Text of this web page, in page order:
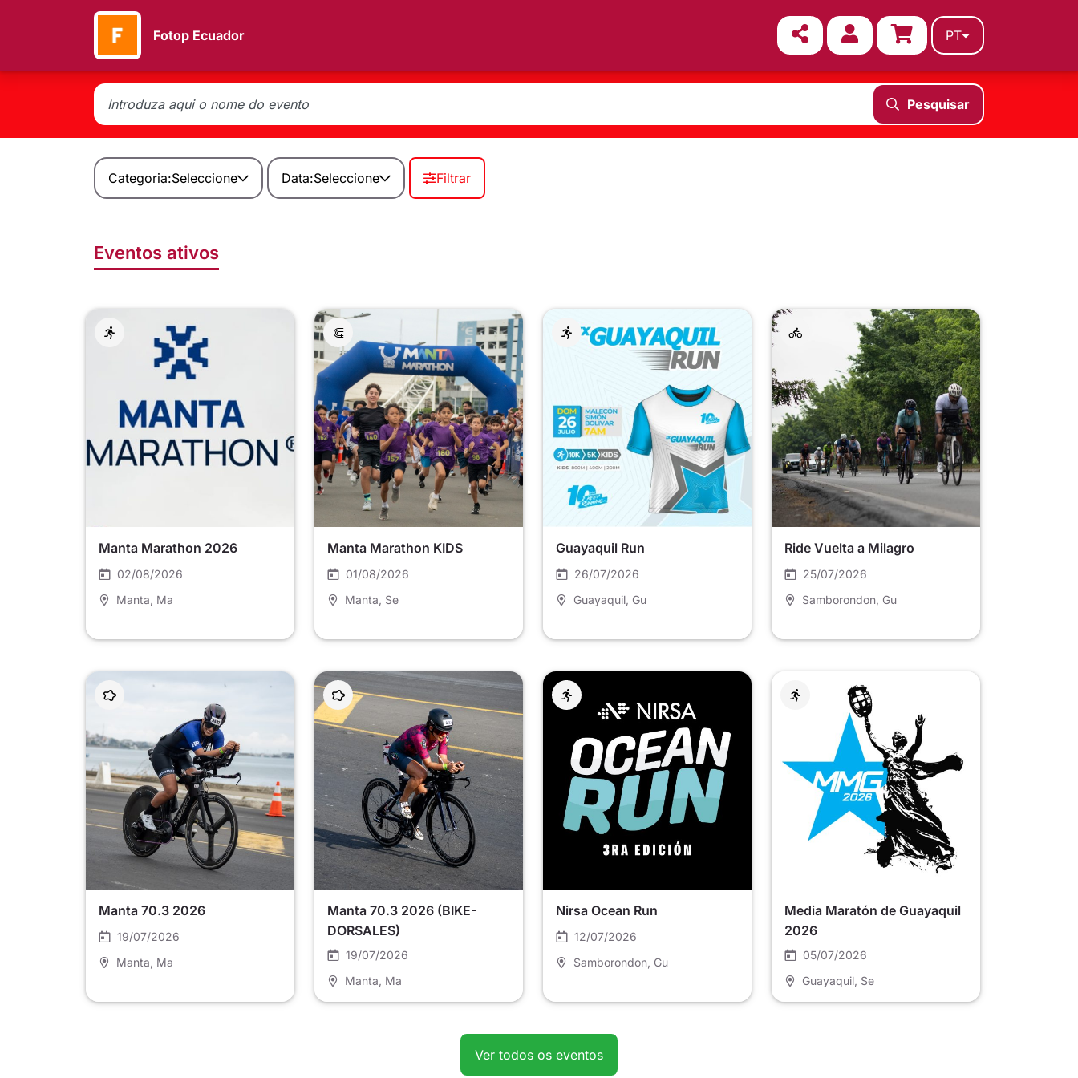
Fotop Ecuador PT
Pesquisar
Categoria:Seleccione Data:Seleccione Filtrar
Eventos ativos
Manta Marathon 2026
02/08/2026
Manta , Ma
Manta Marathon KIDS
01/08/2026
Manta , Se
Guayaquil Run
26/07/2026
Guayaquil , Gu
Ride Vuelta a Milagro
25/07/2026
Samborondon , Gu
Manta 70.3 2026
19/07/2026
Manta , Ma
Manta 70.3 2026 (BIKE-
DORSALES)
19/07/2026
Manta , Ma
Nirsa Ocean Run
12/07/2026
Samborondon , Gu
Media Maratón de Guayaquil
2026
05/07/2026
Guayaquil , Se
Ver todos os eventos